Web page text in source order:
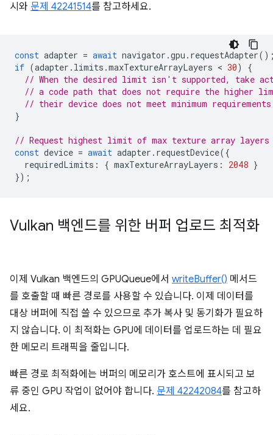
시와 문제 42241514를 참고하세요.
const adapter = await navigator .gpu . requestAdapter
if (adapter . limits .maxTextureArrayLayers < 30)
{
// When the desired limit isn't supported, take
// a code path that does not require the higher
// their device does not meet minimum
}
// Request highest limit of max texture array
const device = await adapter . requestDevice({
requiredLimits : { maxTextureArrayLayers : 2048 }
});
Vulkan 백엔드를 위한 버퍼 업로드 최적화
이제 Vulkan 백엔드의 GPUQueue에서 writeBuffer() 메서드
를 호출할 때 빠른 경로를 사용할 수 있습니다. 이제 데이터를
대상 버퍼에 직접 쓸 수 있으므로 추가 복사 및 동기화가 필요하
지 않습니다. 이 최적화는 GPU에 데이터를 업로드하는 데 필요
한 메모리 트래픽을 줄입니다.
빠른 경로 최적화에는 버퍼의 메모리가 호스트에 표시되고 보
류 중인 GPU 작업이 없어야 합니다. 문제 42242084를 참고하
세요.